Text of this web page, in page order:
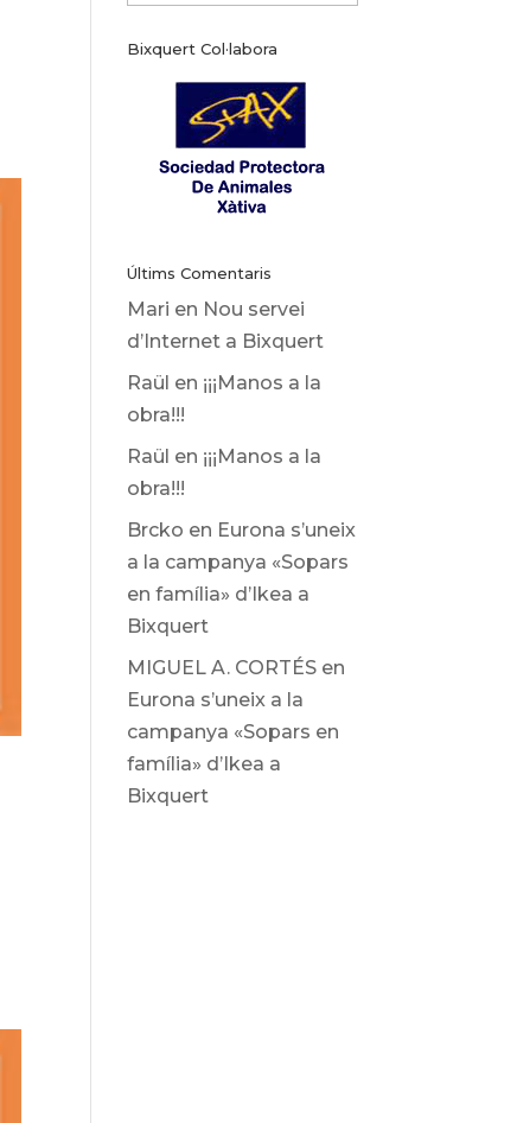
noticies
Bixquert Col·labora
Últims Comentaris
Mari en Nou servei
d’Internet a Bixquert
Raül en ¡¡¡Manos a la
obra!!!
Raül en ¡¡¡Manos a la
obra!!!
Brcko en Eurona s’uneix
a la campanya «Sopars
en família» d’Ikea ​​a
Bixquert
MIGUEL A. CORTÉS en
Eurona s’uneix a la
campanya «Sopars en
família» d’Ikea ​​a
Bixquert